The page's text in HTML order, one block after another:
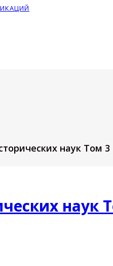
наук Том
наук